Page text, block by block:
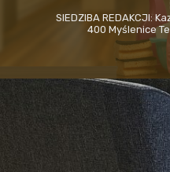
SIEDZIBA REDAKCJI:
400 Myślenice